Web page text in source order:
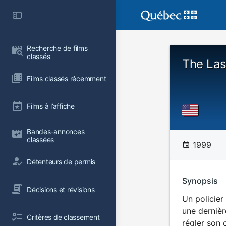
Recherche de films
classés
Films classés récemment
Films à l’affiche
Bandes-annonces
classées
Détenteurs de permis
Décisions et révisions
Critères de classement
The
1999
Synopsis
Un
une
régler son